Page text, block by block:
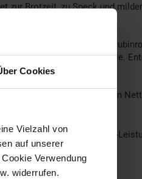
Cookies
Vielzahl von
auf unserer
Verwendung
widerrufen.
zur Brotzeit, zu Speck und
Sein
mit Freunden oder Familie.
weiteres Highlight aus dem
und mit den besten Preis-